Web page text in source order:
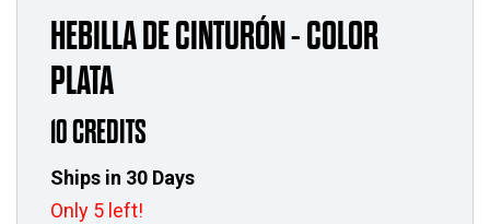
HEBILLA DE CINTURÓN - COLOR
PLATA
10 CREDITS
Ships in 30 Days
Only 5 left!